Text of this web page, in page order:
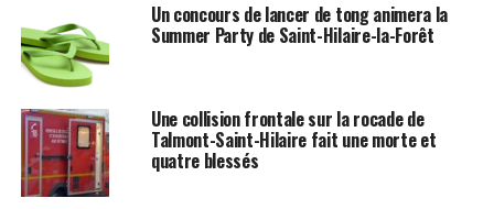
Un concours de lancer de tong animera la
Summer Party de Saint-Hilaire-la-Forêt
Une collision frontale sur la rocade de
Talmont-Saint-Hilaire fait une morte et
quatre blessés